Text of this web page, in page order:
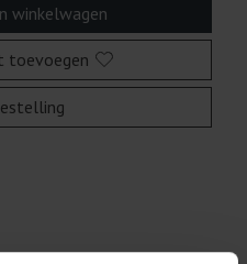
winkelwagen
toevoegen